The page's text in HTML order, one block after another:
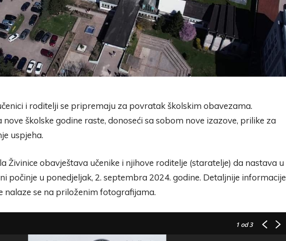
i roditelji se pripremaju za povratak školskim obavezama.
školske godine raste, donoseći sa sobom nove izazove, prilike za
uspjeha.
Živinice obavještava učenike i njihove roditelje (staratelje) da nastava u
počinje u ponedjeljak, 2. septembra 2024. godine. Detaljnije informacije
nalaze se na priloženim fotografijama.
1 od 3